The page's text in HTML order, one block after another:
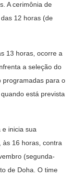
A cerimônia de
12 horas (de
13 horas, ocorre a
a seleção do
programadas para o
está prevista
e inicia sua
às 16 horas, contra
(segunda-
de Doha. O time